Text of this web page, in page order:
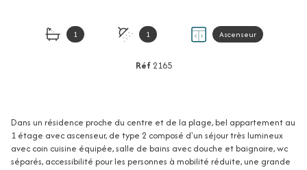
1 1 Ascenseur
Réf 2165
Dans un résidence proche du centre et de la plage, bel appartement au
1 étage avec ascenseur, de type 2 composé d'un séjour très lumineux
avec coin cuisine équipée, salle de bains avec douche et baignoire, wc
séparés, accessibilité pour les personnes à mobilité réduite, une grande